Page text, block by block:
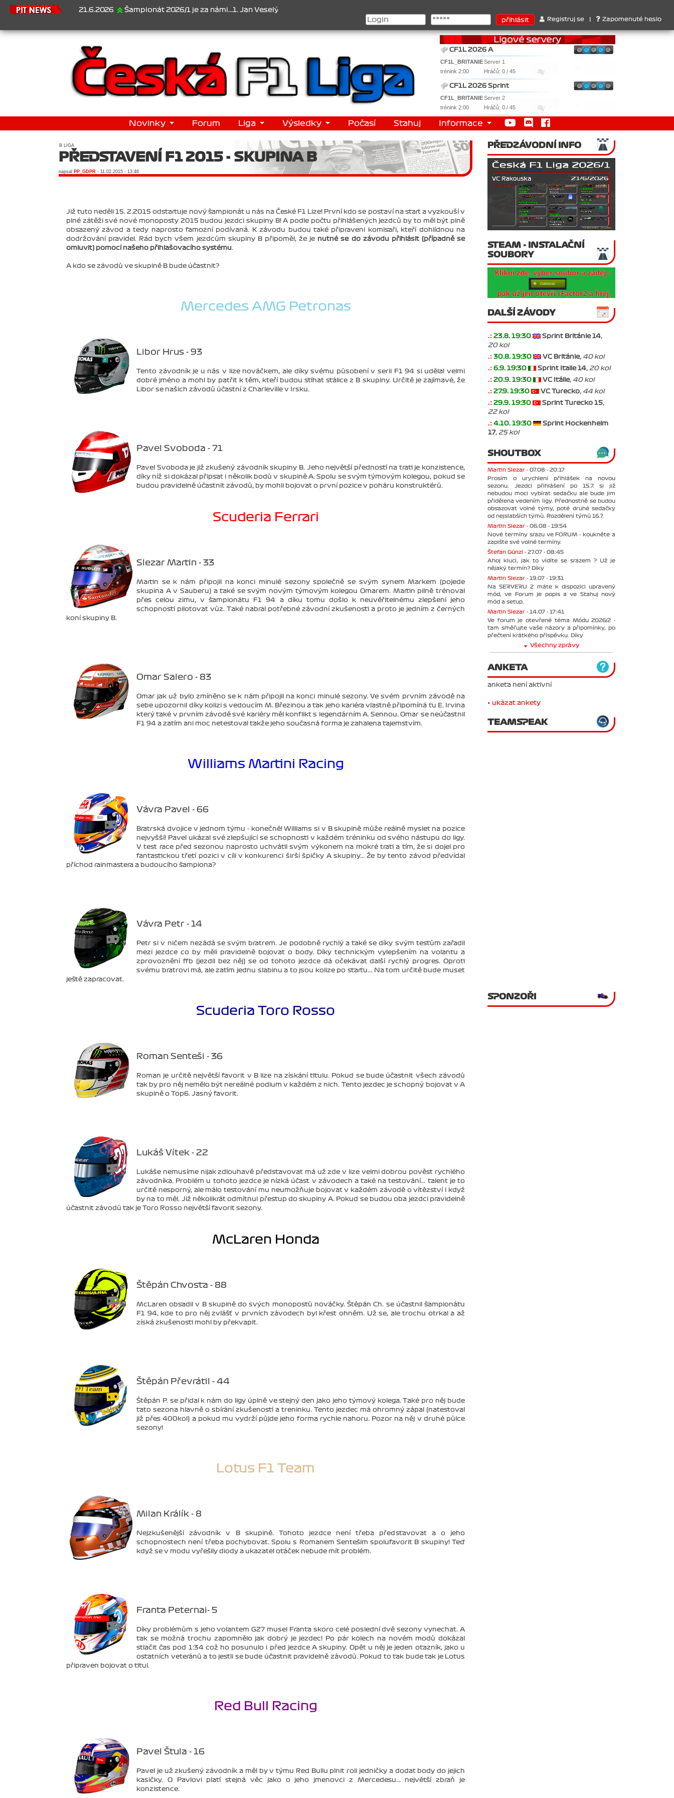
21.6.2026 Šampionát 2026/1 je za námi...1. Jan Veselý , 2. Jan Nováček , 3. Jakub Chmelík , Pohár konstruktérů : 1. Ferrari . 2. Williams , 3. RedBull ..... SprintCup - 1. Jan Nováček ,
Registruj se Zapomenuté heslo
CF1L 2026 A
CF1L_BRITANIEServer 1
trénink 2:00
Hráčů: 0 / 45
CF1L 2026 Sprint
CF1L_BRITANIEServer 2
trénink 2:00
Hráčů: 0 / 45
Novinky Forum Liga Výsledky Počasí Stahuj Informace
B LIGA
PŘEDSTAVENÍ F1 2015 - SKUPINA B
napsal PP_GDPR - 11.02.2015 - 13:46
Již tuto neděli 15. 2.2015 odstartuje nový šampionát u nás na České F1 Lize! První kdo se postaví na start a vyzkouší v
plné zátěži své nové monoposty 2015 budou jezdci skupiny B! A podle počtu přihlášených jezdců by to měl být plně
obsazený závod a tedy naprosto famozní podívaná. K závodu budou také připraveni komisaři, kteří dohlídnou na
dodržování pravidel. Rád bych všem jezdcům skupiny B připoměl, že je nutné se do závodu přihlásit (případně se
omluvit) pomocí našeho přihlašovacího systému.
A kdo se závodů ve skupině B bude účastnit?
Mercedes AMG Petronas
Libor Hrus - 93
Tento závodník je u nás v lize nováčkem, ale díky svému působení v serii F1 94 si udělal velmi
dobré jméno a mohl by patřit k těm, kteří budou stíhat stálice z B skupiny. Určitě je zajímavé, že
Libor se našich závodů účastní z Charleville v Irsku.
Pavel Svoboda - 71
Pavel Svoboda je již zkušený závodník skupiny B. Jeho největší předností na trati je konzistence,
díky níž si dokázal připsat i několik bodů v skupině A. Spolu se svým týmovým kolegou, pokud se
budou pravidelně účastnit závodů, by mohli bojovat o první pozice v poháru konstruktérů.
Scuderia Ferrari
Slezar Martin - 33
Martin se k nám připojil na konci minulé sezony společně se svým synem Markem (pojede
skupina A v Sauberu) a také se svým novým týmovým kolegou Omarem. Martin pilně trénoval
přes celou zimu, v šampionátu F1 94 a díku tomu došlo k neuvěřitelnému zlepšení jeho
schopností pilotovat vůz. Také nabral potřebné závodní zkušenosti a proto je jedním z černých
koní skupiny B.
Omar Salero - 83
Omar jak už bylo zmíněno se k nám připojil na konci minulé sezony. Ve svém prvním závodě na
sebe upozornil díky kolizi s vedoucím M. Březinou a tak jeho kariéra vlastně připomíná tu E. Irvina
který také v prvním závodě své kariéry měl konflikt s legendárním A. Sennou. Omar se neúčastnil
F1 94 a zatím ani moc netestoval takže jeho současná forma je zahalena tajemstvím.
Williams Martini Racing
Vávra Pavel - 66
Bratrská dvojice v jednom týmu - konečně! Williams si v B skupině může reálně myslet na pozice
nejvyšší! Pavel ukázal své zlepšující se schopnosti v každém tréninku od svého nástupu do ligy.
V test race před sezonou naprosto uchvátil svým výkonem na mokré trati a tím, že si dojel pro
fantastickou třetí pozici v cíli v konkurenci širší špičky A skupiny... Že by tento závod předvídal
příchod rainmastera a budoucího šampiona?
Vávra Petr - 14
Petr si v ničem nezádá se svým bratrem. Je podobně rychlý a také se díky svým testům zařadil
mezi jezdce co by měli pravidelně bojovat o body. Díky technickým vylepšením na volantu a
zprovoznění ffb (jezdil bez něj) se od tohoto jezdce dá očekávat další rychlý progres. Oproti
svému bratrovi má, ale zatím jednu slabinu a to jsou kolize po startu... Na tom určitě bude muset
ještě zapracovat.
Scuderia Toro Rosso
Roman Senteši - 36
Roman je určitě největší favorit v B lize na získání titulu. Pokud se bude účastnit všech závodů
tak by pro něj nemělo být nereálné podium v každém z nich. Tento jezdec je schopný bojovat v A
skupině o Top6. Jasný favorit.
Lukáš Vítek - 22
Lukáše nemusíme nijak zdlouhavě představovat má už zde v lize velmi dobrou pověst rychlého
závodníka. Problém u tohoto jezdce je nízká účast v závodech a také na testování... talent je to
určitě nesporný, ale málo testování mu neumožňuje bojovat v každém závodě o vítězství i když
by na to měl. Již několikrát odmítnul přestup do skupiny A. Pokud se budou oba jezdci pravidelně
účastnit závodů tak je Toro Rosso největší favorit sezony.
McLaren Honda
Štěpán Chvosta - 88
McLaren obsadil v B skupině do svých monopostů nováčky. Štěpán Ch. se účastnil šampionátu
F1 94, kde to pro něj zvlášť v prvních závodech byl křest ohněm. Už se, ale trochu otrkal a až
získá zkušenosti mohl by překvapit.
Štěpán Převrátil - 44
Štěpán P. se přidal k nám do ligy úplně ve stejný den jako jeho týmový kolega. Také pro něj bude
tato sezona hlavně o sbírání zkušeností a treninku. Tento jezdec má ohromný zápal (natestoval
již přes 400kol) a pokud mu vydrží půjde jeho forma rychle nahoru. Pozor na něj v druhé půlce
sezony!
Lotus F1 Team
Milan Králík - 8
Nejzkušenější závodník v B skupině. Tohoto jezdce není třeba představovat a o jeho
schopnostech není třeba pochybovat. Spolu s Romanem Sentešim spolufavorit B skupiny! Teď
když se v modu vyřešily diody a ukazatel otáček nebude mít problém.
Franta Peternai- 5
Díky problémům s jeho volantem G27 musel Franta skoro celé poslední dvě sezony vynechat. A
tak se možná trochu zapomnělo jak dobrý je jezdec! Po pár kolech na novém modů dokázal
stlačit čas pod 1:34 což ho posunulo i před jezdce A skupiny. Opět u něj je jeden otazník, jako u
ostatních veteránů a to jestli se bude účastnit pravidelně závodů. Pokud to tak bude tak je Lotus
připraven bojovat o titul.
Red Bull Racing
Pavel Štula - 16
Pavel je už zkušený závodník a měl by v týmu Red Bullu plnit roli jedničky a dodat body do jejich
kasičky. O Pavlovi platí stejná věc jako o jeho jmenovci z Mercedesu... největší zbraň je
konzistence.
PŘEDZÁVODNÍ INFO
STEAM - INSTALAČNÍ
SOUBORY
DALŠÍ ZÁVODY
.: 23.8. 19:30 Sprint Británie 14,
20 kol
.: 30.8. 19:30 VC Británie, 40 kol
.: 6.9. 19:30 Sprint Italie 14, 20 kol
.: 20.9. 19:30 VC Itálie, 40 kol
.: 27.9. 19:30 VC Turecko, 44 kol
.: 29.9. 19:30 Sprint Turecko 15,
22 kol
.: 4.10. 19:30
Sprint Hockenheim
17, 25 kol
SHOUTBOX
Martin Slezar - 07.08 - 20:17
Prosím o urychlení přihlášek na novou
sezonu. Jezdci přihlášení po 15.7. si již
nebudou moci vybírat sedačku ale bude jim
přidělena vedením ligy. Přednostně se budou
obsazovat volné týmy, poté druhé sedačky
od nejslabších týmů. Rozdělení týmů 16.7.
Martin Slezar - 06.08 - 19:54
Nové termíny srazu ve FORUM - koukněte a
zapište své volné termíny.
Štefan Günzl - 27.07 - 08:45
Ahoj kluci, jak to vidíte se srazem ? Už je
nějaký termín? Díky
Martin Slezar - 19.07 - 19:31
Na SERVERU 2 máte k dispozici upravený
mód, ve Forum je popis a ve Stahuj nový
mód a setup.
Martin Slezar - 14.07 - 17:41
Ve forum je otevřené téma Módu 2026/2 -
tam směřujte vaše názory a připomínky, po
přečtení krátkého příspěvku. Díky
Všechny zprávy
ANKETA
anketa není aktivní
• ukázat ankety
TEAMSPEAK
SPONZOŘI